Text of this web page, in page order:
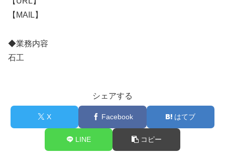
【MAIL】
◆業務内容
石工
シェアする
X Facebook はてブ
LINE コピー